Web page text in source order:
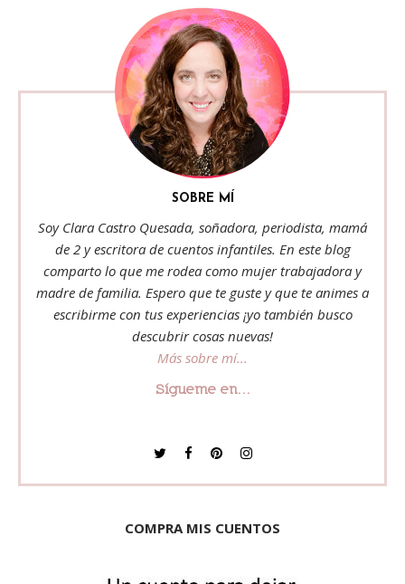
SOBRE MÍ
Soy Clara Castro Quesada, soñadora, periodista, mamá
de 2 y escritora de cuentos infantiles. En este blog
comparto lo que me rodea como mujer trabajadora y
madre de familia. Espero que te guste y que te animes a
escribirme con tus experiencias ¡yo también busco
descubrir cosas nuevas!
Más sobre mí...
Sígueme en...
COMPRA MIS CUENTOS